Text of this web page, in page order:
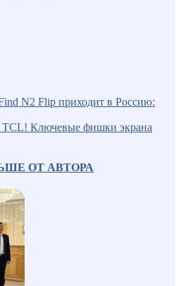
N2 Flip приходит в Россию:
Ключевые фишки экрана
ОТ АВТОРА